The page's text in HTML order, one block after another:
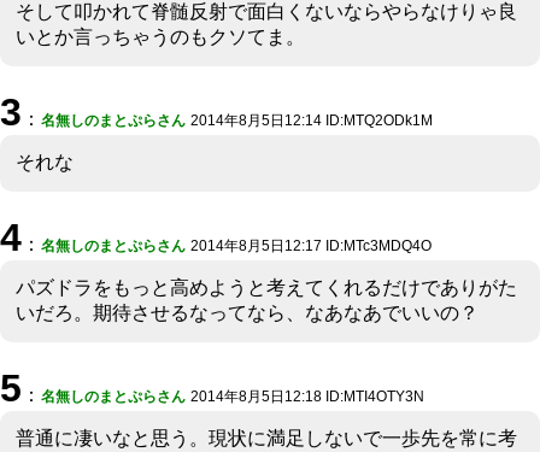
そして叩かれて脊髄反射で面白くないならやらなけりゃ良
いとか言っちゃうのもクソてま。
3 ： 名無しのまとぷらさん 2014年8月5日12:14 ID:MTQ2ODk1M
それな
4 ： 名無しのまとぷらさん 2014年8月5日12:17 ID:MTc3MDQ4O
パズドラをもっと高めようと考えてくれるだけでありがた
いだろ。期待させるなってなら、なあなあでいいの？
5 ： 名無しのまとぷらさん 2014年8月5日12:18 ID:MTI4OTY3N
普通に凄いなと思う。現状に満足しないで一歩先を常に考